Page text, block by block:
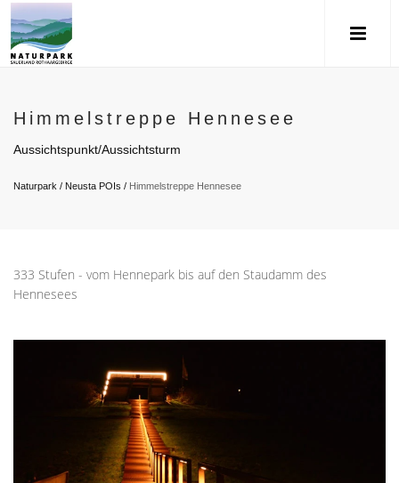
Himmelstreppe Hennesee
Aussichtspunkt/Aussichtsturm
Naturpark / Neusta POIs / Himmelstreppe Hennesee
333 Stufen - vom Hennepark bis auf den Staudamm des
Hennesees